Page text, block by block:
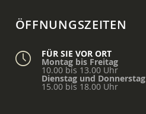
ÖFFNUNGSZEITEN
FÜR SIE VOR ORT
Montag bis Freitag
10.00 bis 13.00 Uhr
Dienstag und Donnerstag
15.00 bis 18.00 Uhr